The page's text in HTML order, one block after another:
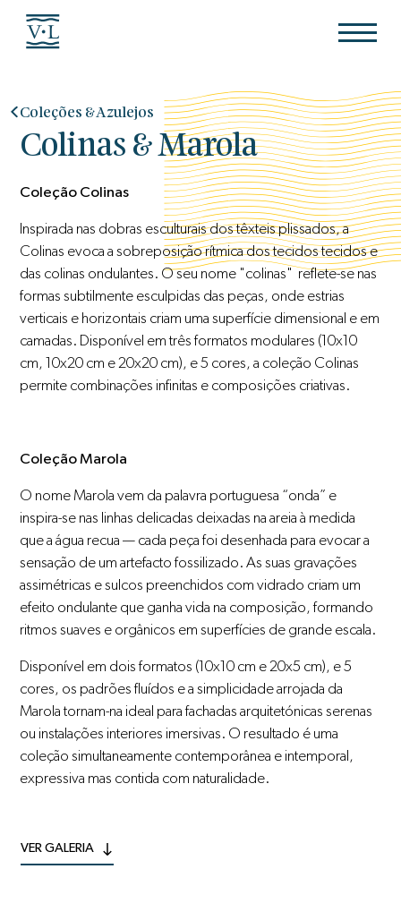
Coleções & Azulejos
Colinas & Marola
Coleção Colinas
Inspirada nas dobras esculturais dos têxteis plissados, a
Colinas evoca a sobreposição rítmica dos tecidos tecidos e
das colinas ondulantes. O seu nome "colinas" reflete-se nas
formas subtilmente esculpidas das peças, onde estrias
verticais e horizontais criam uma superfície dimensional e em
camadas. Disponível em três formatos modulares (10x10
cm, 10x20 cm e 20x20 cm), e 5 cores, a coleção Colinas
permite combinações infinitas e composições criativas.
Coleção Marola
O nome Marola vem da palavra portuguesa “onda” e
inspira-se nas linhas delicadas deixadas na areia à medida
que a água recua — cada peça foi desenhada para evocar a
sensação de um artefacto fossilizado. As suas gravações
assimétricas e sulcos preenchidos com vidrado criam um
efeito ondulante que ganha vida na composição, formando
ritmos suaves e orgânicos em superfícies de grande escala.
Disponível em dois formatos (10x10 cm e 20x5 cm), e 5
cores, os padrões fluídos e a simplicidade arrojada da
Marola tornam-na ideal para fachadas arquitetónicas serenas
ou instalações interiores imersivas. O resultado é uma
coleção simultaneamente contemporânea e intemporal,
expressiva mas contida com naturalidade.
VER GALERIA